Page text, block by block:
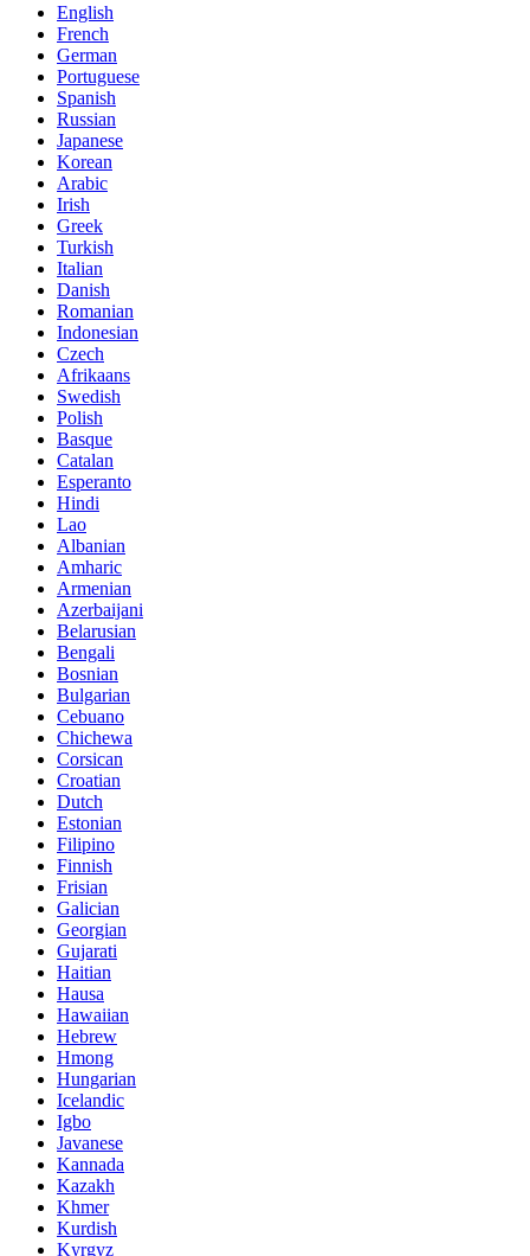
English
French
German
Portuguese
Spanish
Russian
Japanese
Korean
Arabic
Irish
Greek
Turkish
Italian
Danish
Romanian
Indonesian
Czech
Afrikaans
Swedish
Polish
Basque
Catalan
Esperanto
Hindi
Lao
Albanian
Amharic
Armenian
Azerbaijani
Belarusian
Bengali
Bosnian
Bulgarian
Cebuano
Chichewa
Corsican
Croatian
Dutch
Estonian
Filipino
Finnish
Frisian
Galician
Georgian
Gujarati
Haitian
Hausa
Hawaiian
Hebrew
Hmong
Hungarian
Icelandic
Igbo
Javanese
Kannada
Kazakh
Khmer
Kurdish
Kyrgyz